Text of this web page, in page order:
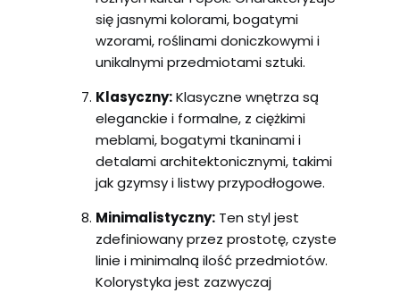
się jasnymi kolorami, bogatymi
wzorami, roślinami doniczkowymi i
unikalnymi przedmiotami sztuki.
Klasyczny:Klasyczne wnętrza są
eleganckie i formalne, z ciężkimi
meblami, bogatymi tkaninami i
detalami architektonicznymi, takimi
jak gzymsy i listwy przypodłogowe.
Minimalistyczny: Ten styl jest
zdefiniowany przez prostotę, czyste
linie i minimalną ilość przedmiotów.
Kolorystyka jest zazwyczaj